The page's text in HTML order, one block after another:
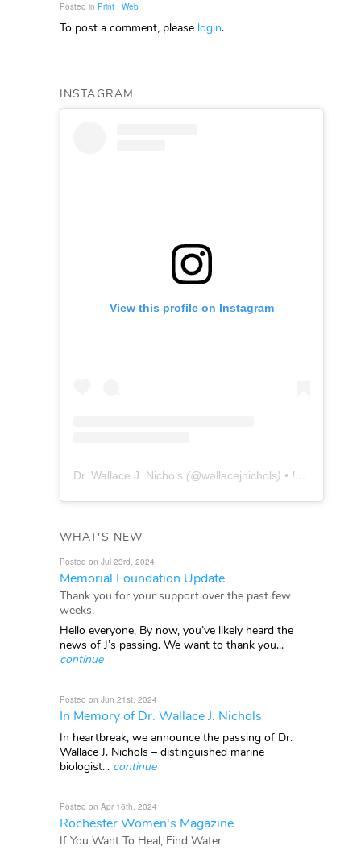
Posted in Print | Web
To post a comment, please login.
INSTAGRAM
View this profile on Instagram
Dr. Wallace J. Nichols (@wallacejnichols) • Instagram photos and videos
WHAT'S NEW
Posted on Jul 23rd, 2024
Memorial Foundation Update
Thank you for your support over the past few
weeks.
Hello everyone, By now, you’ve likely heard the
news of J’s passing. We want to thank you...
continue
Posted on Jun 21st, 2024
In Memory of Dr. Wallace J. Nichols
In heartbreak, we announce the passing of Dr.
Wallace J. Nichols – distinguished marine
biologist... continue
Posted on Apr 16th, 2024
Rochester Women's Magazine
If You Want To Heal, Find Water